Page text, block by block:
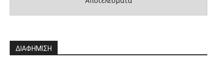
ΔΙΑΦΗΜΙΣΗ